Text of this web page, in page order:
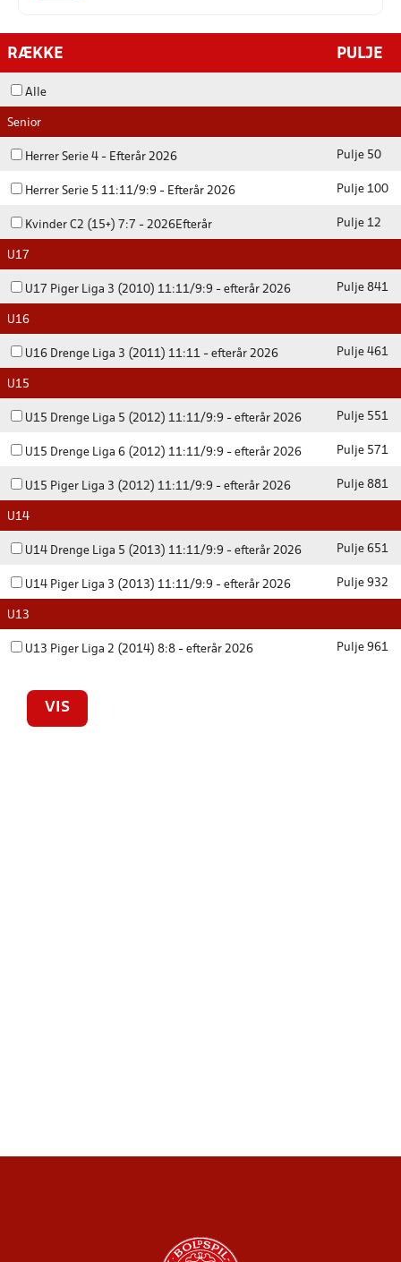
RÆKKE PULJE
Alle
Senior
Herrer Serie 4 - Efterår 2026 Pulje 50
Herrer Serie 5 11:11/9:9 - Efterår 2026 Pulje 100
Kvinder C2 (15+) 7:7 - 2026Efterår Pulje 12
U17
U17 Piger Liga 3 (2010) 11:11/9:9 - efterår 2026 Pulje 841
U16
U16 Drenge Liga 3 (2011) 11:11 - efterår 2026 Pulje 461
U15
U15 Drenge Liga 5 (2012) 11:11/9:9 - efterår 2026 Pulje 551
U15 Drenge Liga 6 (2012) 11:11/9:9 - efterår 2026 Pulje 571
U15 Piger Liga 3 (2012) 11:11/9:9 - efterår 2026 Pulje 881
U14
U14 Drenge Liga 5 (2013) 11:11/9:9 - efterår 2026 Pulje 651
U14 Piger Liga 3 (2013) 11:11/9:9 - efterår 2026 Pulje 932
U13
U13 Piger Liga 2 (2014) 8:8 - efterår 2026 Pulje 961
VIS